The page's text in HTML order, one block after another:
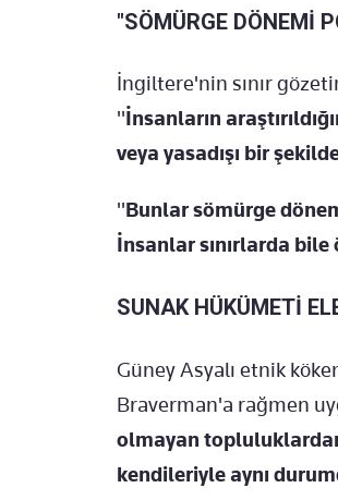
"SÖMÜRGE DÖNEMİ
İngiltere'nin sınır
"İnsanların
veya yasadışı bir
"Bunlar sömürge
İnsanlar sınırlarda
SUNAK HÜKÜMETİ
Güney Asyalı etnik
Braverman'a rağmen
olmayan
kendileriyle aynı